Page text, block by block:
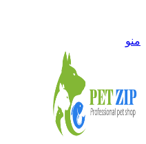
منو